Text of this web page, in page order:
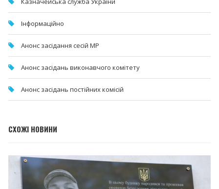
Інформаційно
Анонс засідання сесій МР
Анонс засідань виконавчого комітету
Анонс засідань постійних комісій
СХОЖІ НОВИНИ